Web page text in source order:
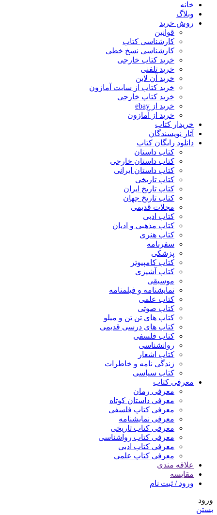
خانه
وبلاگ
روش خرید
قوانین
کارشناسی کتاب
کارشناسی نسخ خطی
خرید کتاب خارجی
خرید تلفنی
خرید آن لاین
خرید کتاب از سایت آمازون
خرید کتاب خارجی
خرید از ebay
خرید از آمازون
خریدار کتاب
آثار نویسندگان
دانلود رایگان کتاب
کتاب داستان
کتاب داستان خارجی
کتاب داستان ایرانی
کتاب تاریخی
کتاب تاریخ ایران
کتاب تاریخ جهان
مجلات قدیمی
کتاب ادبی
کتاب مذهبی و ادیان
کتاب هنری
سفرنامه
پزشکی
کتاب کامپیوتر
کتاب آشپزی
موسیقی
نمایشنامه و فیلمنامه
کتاب علمی
کتاب صوتی
کتاب های تن تن و میلو
کتاب های درسی قدیمی
کتاب فلسفی
روانشناسی
کتاب اشعار
زندگی نامه و خاطرات
کتاب سیاسی
معرفی کتاب
معرفی رمان
معرفی داستان کوتاه
معرفی کتاب فلسفی
معرفی نمایشنامه
معرفی کتاب تاریخی
معرفی کتاب رواشناسی
معرفی کتاب ادبی
معرفی کتاب علمی
علاقه مندی
مقایسه
ورود / ثبت نام
ورود
بستن